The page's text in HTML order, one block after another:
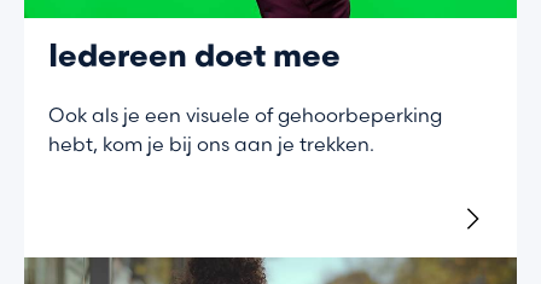
Iedereen doet mee
Ook als je een visuele of gehoorbeperking
hebt, kom je bij ons aan je trekken.